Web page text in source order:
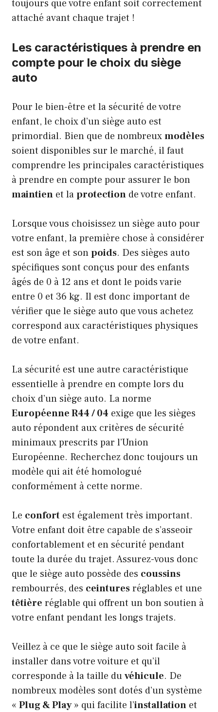
toujours que votre enfant soit correctement
attaché avant chaque trajet !
Les caractéristiques à prendre en
compte pour le choix du siège
auto
Pour le bien-être et la sécurité de votre
enfant, le choix d’un siège auto est
primordial. Bien que de nombreuxmodèles
soient disponibles sur le marché, il faut
comprendre les principales caractéristiques
à prendre en compte pour assurer le bon
maintien et laprotection de votre enfant.
Lorsque vous choisissez un siège auto pour
votre enfant, la première chose à considérer
est son âge et sonpoids. Des sièges auto
spécifiques sont conçus pour des enfants
âgés de 0 à 12 ans et dont le poids varie
entre 0 et 36 kg. Il est donc important de
vérifier que le siège auto que vous achetez
correspond aux caractéristiques physiques
de votre enfant.
La sécurité est une autre caractéristique
essentielle à prendre en compte lors du
choix d’un siège auto. La norme
Européenne R44 / 04 exige que les sièges
auto répondent aux critères de sécurité
minimaux prescrits par l’Union
Européenne. Recherchez donc toujours un
modèle qui ait été homologué
conformément à cette norme.
Le confort est également très important.
Votre enfant doit être capable de s’asseoir
confortablement et en sécurité pendant
toute la durée du trajet. Assurez-vous donc
que le siège auto possède des coussins
rembourrés, des ceinturesréglables et une
têtière réglable qui offrent un bon soutien à
votre enfant pendant les longs trajets.
Veillez à ce que le siège auto soit facile à
installer dans votre voiture et qu’il
corresponde à la taille duvéhicule. De
nombreux modèles sont dotés d’un système
« Plug & Play» qui facilite l’installation et